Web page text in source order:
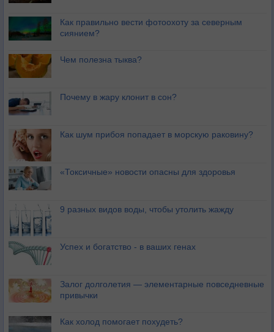
Как правильно вести фотоохоту за северным
сиянием?
Чем полезна тыква?
Почему в жару клонит в сон?
Как шум прибоя попадает в морскую раковину?
«Токсичные» новости опасны для здоровья
9 разных видов воды, чтобы утолить жажду
Успех и богатство - в ваших генах
Залог долголетия — элементарные повседневные
привычки
Как холод помогает похудеть?